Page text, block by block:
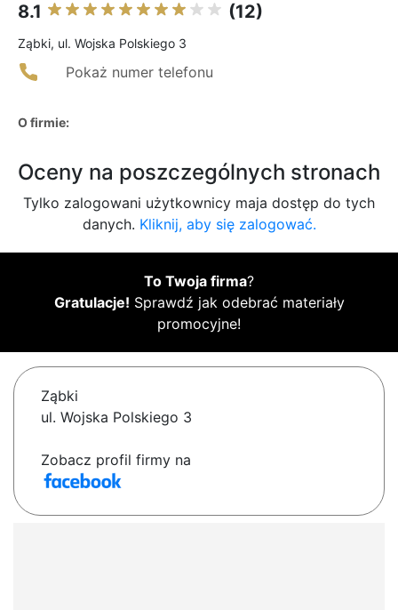
8.1 (12)
Ząbki, ul. Wojska Polskiego 3
Pokaż numer telefonu
O firmie:
Oceny na poszczególnych stronach
Tylko zalogowani użytkownicy maja dostęp do tych
danych. Kliknij, aby się zalogować.
To Twoja firma?
Gratulacje! Sprawdź jak odebrać materiały
promocyjne!
Ząbki
ul. Wojska Polskiego 3
Zobacz profil firmy na